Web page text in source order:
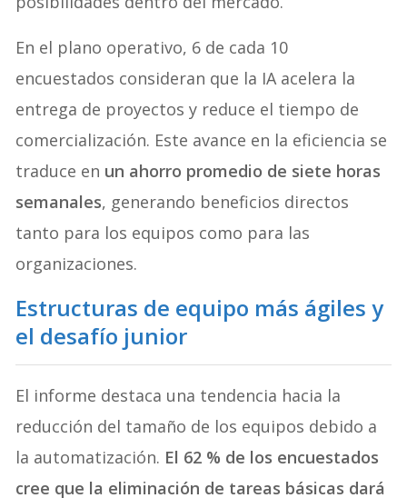
En el plano operativo, 6 de cada 10
encuestados consideran que la IA acelera la
entrega de proyectos y reduce el tiempo de
comercialización. Este avance en la eficiencia se
traduce en un ahorro promedio de siete horas
semanales, generando beneficios directos
tanto para los equipos como para las
organizaciones.
Estructuras de equipo más ágiles y
el desafío junior
El informe destaca una tendencia hacia la
reducción del tamaño de los equipos debido a
la automatización. El 62 % de los encuestados
cree que la eliminación de tareas básicas dará